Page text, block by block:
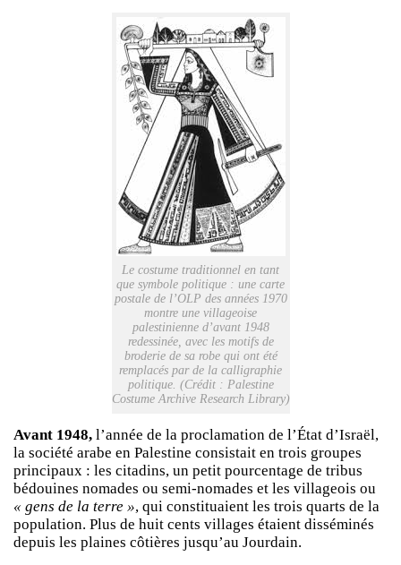
Le costume traditionnel en tant
que symbole politique : une carte
postale de l’OLP des années 1970
montre une villageoise
palestinienne d’avant 1948
redessinée, avec les motifs de
broderie de sa robe qui ont été
remplacés par de la calligraphie
politique. (Crédit : Palestine
Costume Archive Research Library)
Avant 1948, l’année de la proclamation de l’État d’Israël,
la société arabe en Palestine consistait en trois groupes
principaux : les citadins, un petit pourcentage de tribus
bédouines nomades ou semi-nomades et les villageois ou
« gens de la terre », qui constituaient les trois quarts de la
population. Plus de huit cents villages étaient disséminés
depuis les plaines côtières jusqu’au Jourdain.